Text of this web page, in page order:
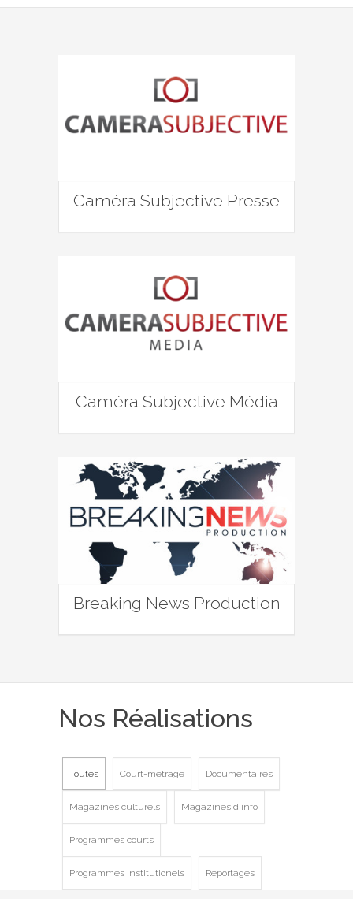
Caméra Subjective Presse
Caméra Subjective Média
Breaking News Production
Nos Réalisations
Toutes Court-métrage Documentaires
Magazines culturels Magazines d'info
Programmes courts
Programmes institutionels Reportages